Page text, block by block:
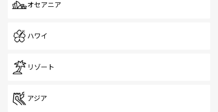
オセアニア
ハワイ
リゾート
アジア